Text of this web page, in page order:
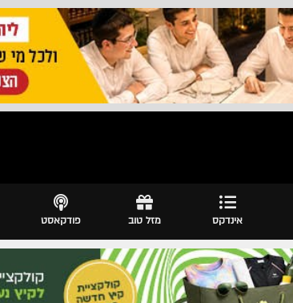
אינדקס מזל טוב פודקאסט